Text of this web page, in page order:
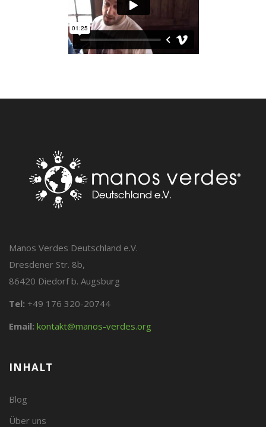
Manos Verdes Deutschland e.V.
Dresdener Str. 8b,
86420 Diedorf b. Augsburg
Tel: +49 176 320-20744
Email: kontakt@manos-verdes.org
INHALT
Blog
Über uns